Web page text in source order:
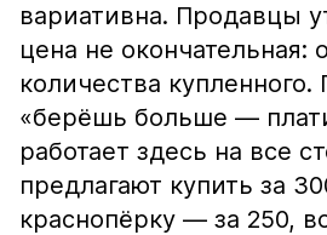
вариативна. Продавцы
цена не окончательная:
количества
«берёшь больше —
работает здесь на все
предлагают купить за
краснопёрку — за 250,